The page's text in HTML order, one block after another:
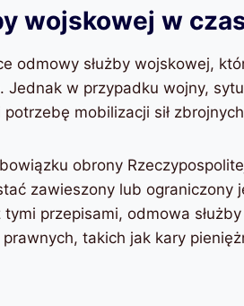
wojskowej w
odmowy służby wojskowej,
w przypadku wojny,
mobilizacji sił
obrony
zawieszony lub ograniczony
przepisami, odmowa
takich jak kary